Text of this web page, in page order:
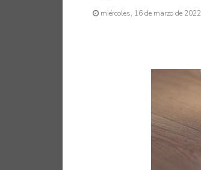
miércoles, 16 de marzo de 2022